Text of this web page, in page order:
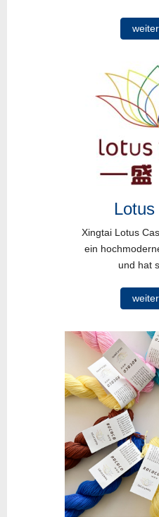
Lotus
Xingtai Lotus
ein
und hat